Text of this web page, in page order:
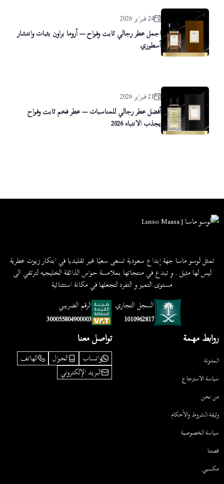
24 فبراير 2026
اجمل عطر رجالي ثابت وفواح — أروما براون بثبات وانتشار
أسطوري
21 فبراير 2026
أفضل عطر رجالي للمناسبات — عطر فخم ثابت وفواح
يجذب الانتباه 2026
تمثل لوسو ماسا جهة إبداع سعودية تسعى سعيًا غير تقليديا في ابتكار زيوت عطرية
ليس لها مثيل . و تبدع في منتجاتها بملامسة حواس الذائقة الخليجيه لترتقي الى
مستوى التميز و التفرد لتجعلها في مكانة استثنائية
السجل التجاري
1010962817
الرقم الضريبي
300055804900003
روابط مهمة
المدونة
سياسة الاسترجاع
من نحن
وثيقة الشروط والأحكام
سياسة الخصوصية
قصتنا
مكسبي
تواصل معنا
واتساب الجوال
الهاتف
البريد الإلكتروني